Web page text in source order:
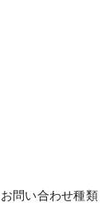
お問い合わせ種類